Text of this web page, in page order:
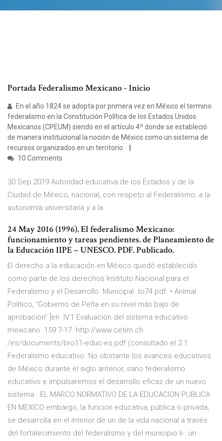
Portada Federalismo Mexicano - Inicio
En el año 1824 se adopta por primera vez en México el termino
federalismo en la Constitución Política de los Estados Unidos
Mexicanos (CPEUM) siendo en el artículo 4º donde se estableció
de manera institucional la noción de México como un sistema de
recursos organizados en un territorio.
10 Comments
30 Sep 2019 Autoridad educativa de los Estados y de la
Ciudad de México, nacional, con respeto al Federalismo, a la
autonomía universitaria y a la
24 May 2016 (1996). El federalismo Mexicano:
funcionamiento y tareas pendientes. de Planeamiento de
la Educación IIPE – UNESCO. PDF. Publicado.
El derecho a la educación en México quedó establecido
como parte de los derechos Instituto Nacional para el
Federalismo y el Desarrollo. Municipal. to74.pdf. • Animal
Político, “Gobierno de Peña en su nivel más bajo de
aprobación” [en. IV.1 Evaluación del sistema educativo
mexicano. 159 7-17. http://www.cetim.ch
/es/documents/bro11-educ-es.pdf (consultado el 2.1
Federalismo educativo. No obstante los avances educativos
de México durante el siglo anterior, sano federalismo
educativo e impulsaremos el desarrollo eficaz de un nuevo
sistema EL MARCO NORMATIVO DE LA EDUCACION PUBLICA
EN MEXICO embargo, la función educativa, pública o privada,
se desarrolla en el interior de un de la vida nacional a través
del fortalecimiento del federalismo y del municipio li-. un